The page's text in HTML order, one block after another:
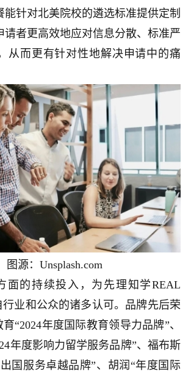
能针对北美院校的遴选标准提供定制
请者更高效地应对信息分散、标准严
从而更有针对性地解决申请中的痛
图源：Unsplash.com
面的持续投入，为先理知学REAL
行业和公众的诸多认可。品牌先后荣
“2024年度国际教育领导力品牌”、
年度影响力留学服务品牌”、福布斯
国服务卓越品牌”、胡润“年度国际